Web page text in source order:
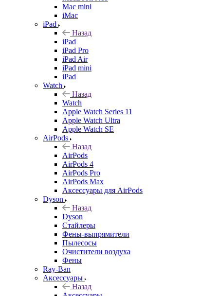
Mac mini
iMac
iPad
Назад
iPad
iPad Pro
iPad Air
iPad mini
iPad
Watch
Назад
Watch
Apple Watch Series 11
Apple Watch Ultra
Apple Watch SE
AirPods
Назад
AirPods
AirPods 4
AirPods Pro
AirPods Max
Аксессуары для AirPods
Dyson
Назад
Dyson
Стайлеры
Фены-выпрямители
Пылесосы
Очистители воздуха
Фены
Ray-Ban
Аксессуары
Назад